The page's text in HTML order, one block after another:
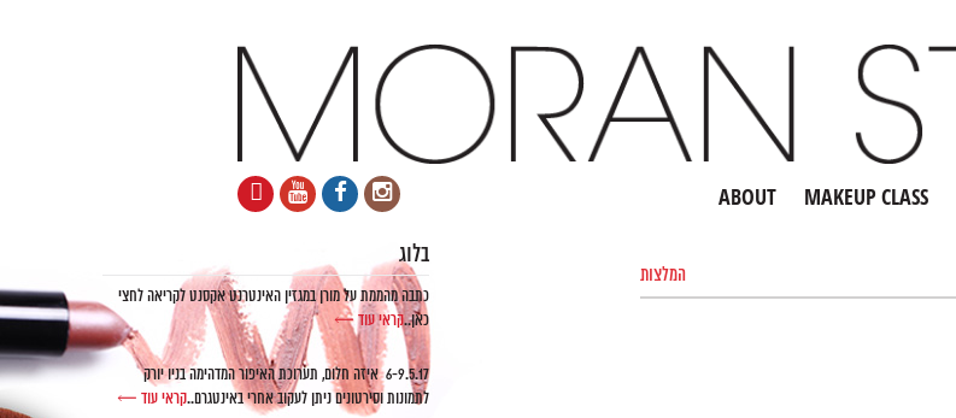
MAKEUP CLASS
ABOUT
המלצות
בלוג
כתבה מהממת על מורן במגזין האינטרנט אקסנט לקריאה לחצי
כאן..קראי עוד ←
6-9.5.17 איזה חלום, תערוכת האיפור המדהימה בניו יורק
לתמונות וסירטונים ניתן לעקוב אחרי באינטגרם..קראי עוד ←